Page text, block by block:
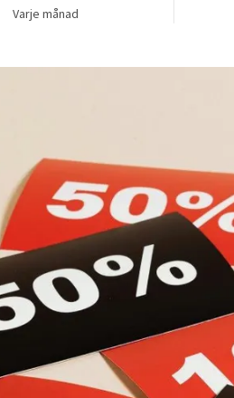
Varje månad